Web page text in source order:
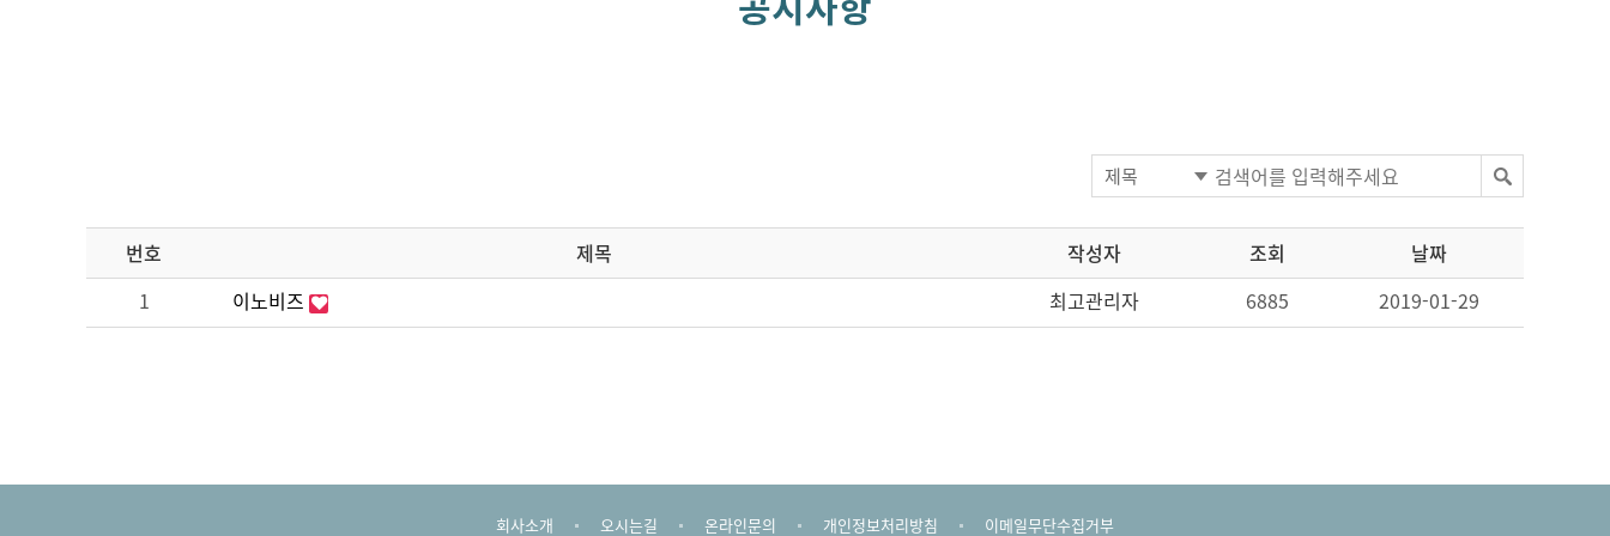
번호 제목 작성자 조회
날짜
1
이노비즈 최고관리자 6885 2019-01-29
회사소개 오시는길 온라인문의 개인정보처리방침 이메일무단수집거부